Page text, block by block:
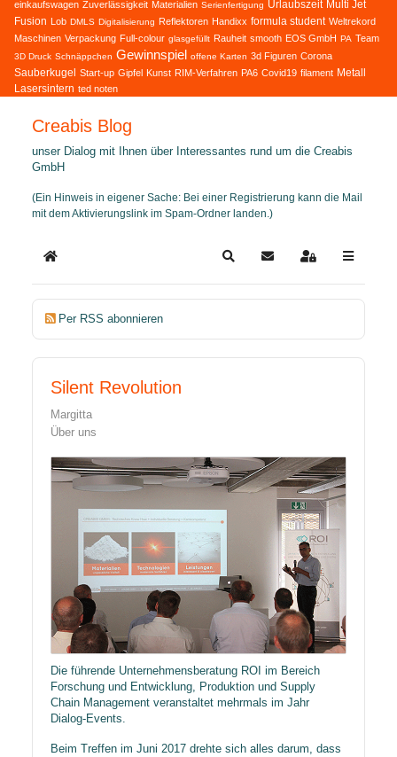
einkaufswagen Zuverlässigkeit Materialien Serienfertigung Urlaubszeit Multi Jet
Fusion Lob DMLS Digitalisierung Reflektoren Handixx formula student Weltrekord
Maschinen Verpackung Full-colour glasgefüllt Rauheit smooth EOS GmbH PA Team
3D Druck Schnäppchen Gewinnspiel offene Karten 3d Figuren Corona
Sauberkugel Start-up Gipfel Kunst RIM-Verfahren PA6 Covid19 filament Metall
Lasersintern ted noten
Creabis Blog
unser Dialog mit Ihnen über Interessantes rund um die Creabis
GmbH
(Ein Hinweis in eigener Sache: Bei einer Registrierung kann die Mail
mit dem Aktivierungslink im Spam-Ordner landen.)
Home SearchUpdates abonnieren
Sign In
Per RSS abonnieren
Silent Revolution
Margitta
Über uns
Die führende Unternehmensberatung ROI im Bereich
Forschung und Entwicklung, Produktion und Supply
Chain Management veranstaltet mehrmals im Jahr
Dialog-Events.
Beim Treffen im Juni 2017 drehte sich alles darum, dass